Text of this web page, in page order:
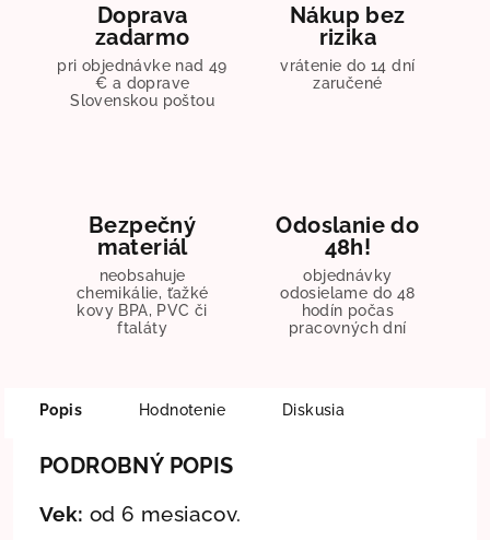
Doprava
zadarmo
pri objednávke nad 49
€ a doprave
Slovenskou poštou
Nákup bez
rizika
vrátenie do 14 dní
zaručené
Bezpečný
materiál
neobsahuje
chemikálie, ťažké
kovy BPA, PVC či
ftaláty
Odoslanie do
48h!
objednávky
odosielame do 48
hodín počas
pracovných dní
Popis Hodnotenie Diskusia
PODROBNÝ POPIS
Vek: od 6 mesiacov.